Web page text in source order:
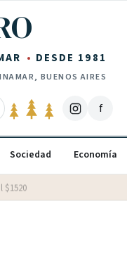
DESDE 1981
BUENOS AIRES
f
Sociedad Economía
$1520